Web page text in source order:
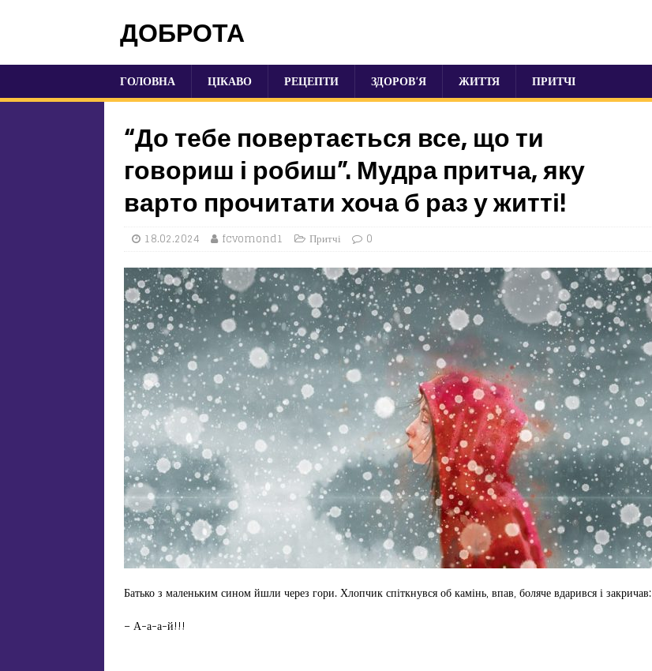
ДОБРОТА
ГОЛОВНА ЦІКАВО РЕЦЕПТИ ЗДОРОВ’Я ЖИТТЯ ПРИТЧІ
“До тебе повертається все, що ти
говориш і робиш”. Мудра притча, яку
варто прочитати хоча б раз у житті!
18.02.2024 fcvomond1 Притчі 0
Батько з маленьким сином йшли через гори. Хлопчик спіткнувся об камінь, впав, боляче вдарився і закричав:
– А-а-а-й!!!